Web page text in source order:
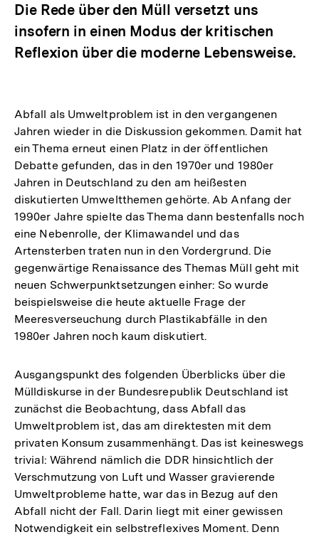
Die Rede über den Müll versetzt uns
insofern in einen Modus der kritischen
Reflexion über die moderne Lebensweise.
Abfall als Umweltproblem ist in den vergangenen
Jahren wieder in die Diskussion gekommen. Damit hat
ein Thema erneut einen Platz in der öffentlichen
Debatte gefunden, das in den 1970er und 1980er
Jahren in Deutschland zu den am heißesten
diskutierten Umweltthemen gehörte. Ab Anfang der
1990er Jahre spielte das Thema dann bestenfalls noch
eine Nebenrolle, der Klimawandel und das
Artensterben traten nun in den Vordergrund. Die
gegenwärtige Renaissance des Themas Müll geht mit
neuen Schwerpunktsetzungen einher: So wurde
beispielsweise die heute aktuelle Frage der
Meeresverseuchung durch Plastikabfälle in den
1980er Jahren noch kaum diskutiert.
Ausgangspunkt des folgenden Überblicks über die
Mülldiskurse in der Bundesrepublik Deutschland ist
zunächst die Beobachtung, dass Abfall das
Umweltproblem ist, das am direktesten mit dem
privaten Konsum zusammenhängt. Das ist keineswegs
trivial: Während nämlich die DDR hinsichtlich der
Verschmutzung von Luft und Wasser gravierende
Umweltprobleme hatte, war das in Bezug auf den
Abfall nicht der Fall. Darin liegt mit einer gewissen
Notwendigkeit ein selbstreflexives Moment. Denn